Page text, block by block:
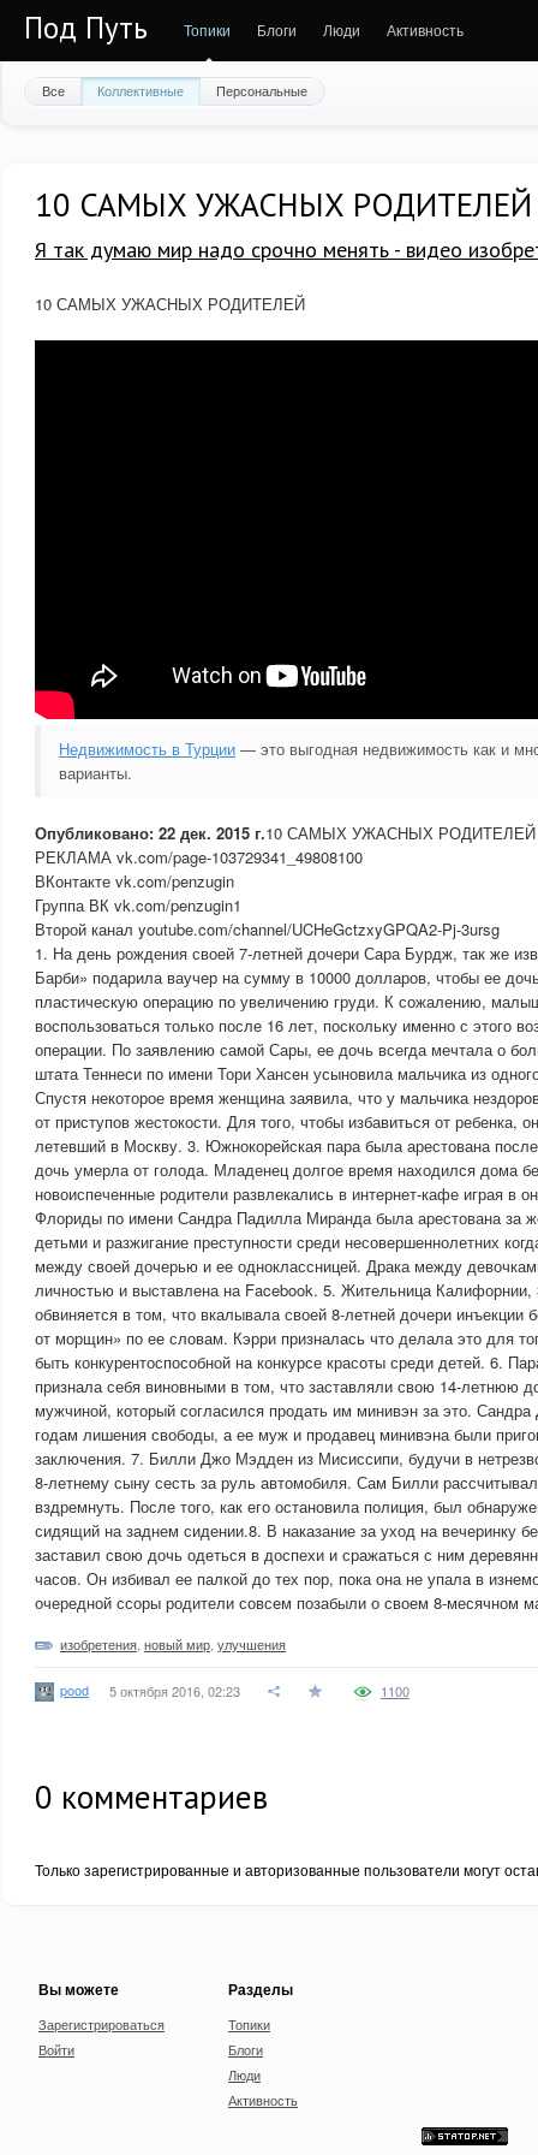
Под Путь Топики Блоги Люди Активность
Все Коллективные Персональные
10 САМЫХ УЖАСНЫХ РОДИТЕЛЕЙ
Я так думаю мир надо срочно менять - видео
10 САМЫХ УЖАСНЫХ РОДИТЕЛЕЙ
Недвижимость в Турции — это выгодная недвижимость как и
варианты.
Опубликовано: 22 дек. 2015 г.10 САМЫХ УЖАСНЫХ РОДИТЕЛЕЙ
РЕКЛАМА vk.com/page-103729341_49808100
ВКонтакте vk.com/penzugin
Группа ВК vk.com/penzugin1
Второй канал youtube.com/channel/UCHeGctzxyGPQA2-Pj-3ursg
1. На день рождения своей 7-летней дочери Сара Бурдж, так же
Барби» подарила ваучер на сумму в 10000 долларов, чтобы ее
пластическую операцию по увеличению груди. К сожалению,
воспользоваться только после 16 лет, поскольку именно с этого
операции. По заявлению самой Сары, ее дочь всегда мечтала о
штата Теннеси по имени Тори Хансен усыновила мальчика из
Спустя некоторое время женщина заявила, что у мальчика
от приступов жестокости. Для того, чтобы избавиться от ребенка,
летевший в Москву. 3. Южнокорейская пара была арестована
дочь умерла от голода. Младенец долгое время находился дома
новоиспеченные родители развлекались в интернет-кафе играя в
Флориды по имени Сандра Падилла Миранда была арестована за
детьми и разжигание преступности среди несовершеннолетних
между своей дочерью и ее одноклассницей. Драка между
личностью и выставлена на Facebook. 5. Жительница
обвиняется в том, что вкалывала своей 8-летней дочери инъекции
от морщин» по ее словам. Кэрри призналась что делала это для
быть конкурентоспособной на конкурсе красоты среди детей. 6.
признала себя виновными в том, что заставляли свою 14-летнюю
мужчиной, который согласился продать им минивэн за это.
годам лишения свободы, а ее муж и продавец минивэна были
заключения. 7. Билли Джо Мэдден из Мисиссипи, будучи в
8-летнему сыну сесть за руль автомобиля. Сам Билли
вздремнуть. После того, как его остановила полиция, был
сидящий на заднем сидении.8. В наказание за уход на вечеринку
заставил свою дочь одеться в доспехи и сражаться с ним
часов. Он избивал ее палкой до тех пор, пока она не упала в
очередной ссоры родители совсем позабыли о своем 8-месячном
изобретения новый мир улучшения
pood 5 октября 2016, 02:23 1100
0 комментариев
Только зарегистрированные и авторизованные пользователи могут
Вы можете
Зарегистрироваться
Войти
Разделы
Топики
Блоги
Люди
Активность